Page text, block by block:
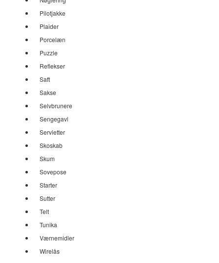
Pilotjakke
Plaider
Porcelæn
Puzzle
Reflekser
Saft
Sakse
Selvbrunere
Sengegavl
Servietter
Skoskab
Skum
Sovepose
Starter
Sutter
Telt
Tunika
Værnemidler
Wirelås